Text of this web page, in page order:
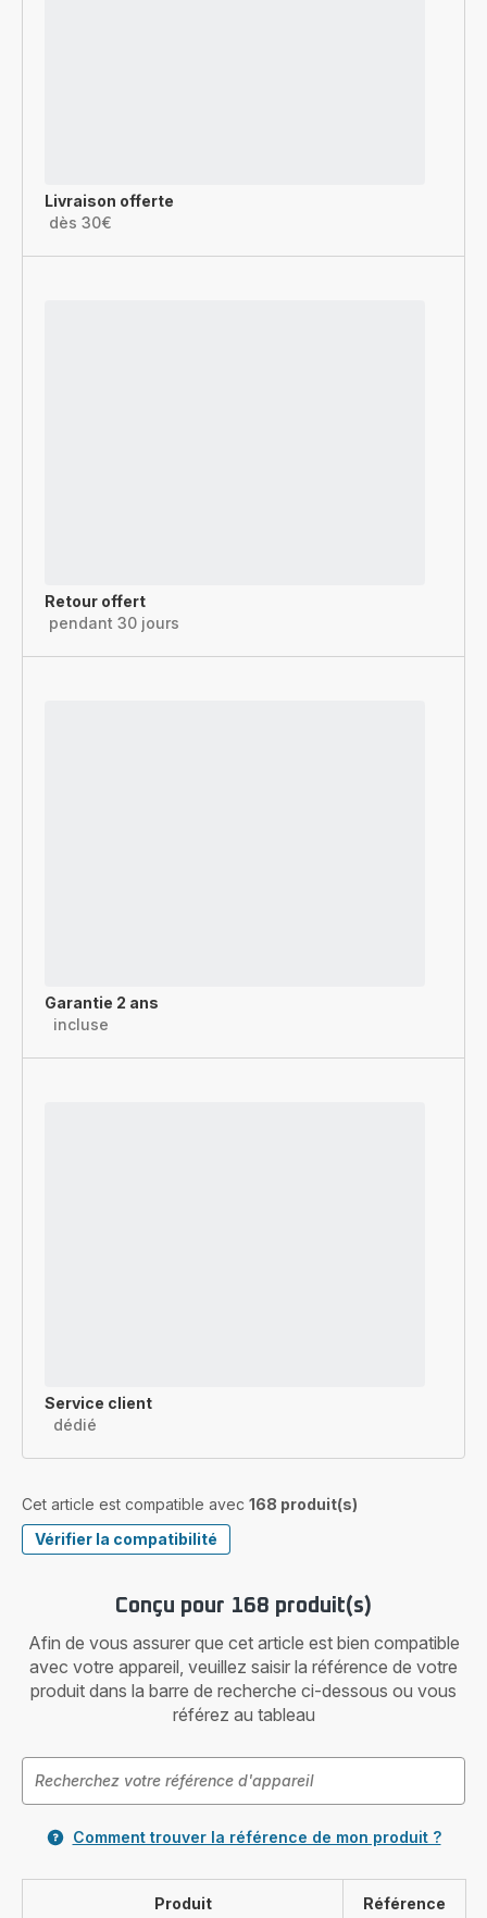
Livraison offerte
dès 30€
Retour offert
pendant 30 jours
Garantie 2 ans
incluse
Service client
dédié
Cet article est compatible avec 168 produit(s)
Vérifier la compatibilité
Conçu pour 168 produit(s)
Afin de vous assurer que cet article est bien compatible
avec votre appareil, veuillez saisir la référence de votre
produit dans la barre de recherche ci-dessous ou vous
référez au tableau
Comment trouver la référence de mon produit ?
Produit Référence